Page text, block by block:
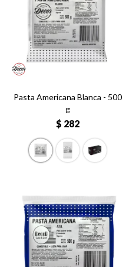
Pasta Americana Blanca - 500
g
$ 282